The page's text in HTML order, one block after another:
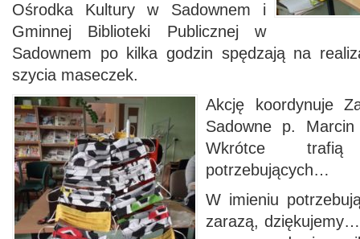
Ośrodka Kultury w Sadownem i
Gminnej Biblioteki Publicznej w
Sadownem po kilka godzin spędzają na
szycia maseczek.
Akcję koordynuje
Sadowne p.
Wkrótce
potrzebujących…
W imieniu
zarazą,